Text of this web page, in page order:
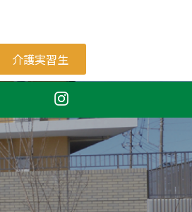
介護実習生